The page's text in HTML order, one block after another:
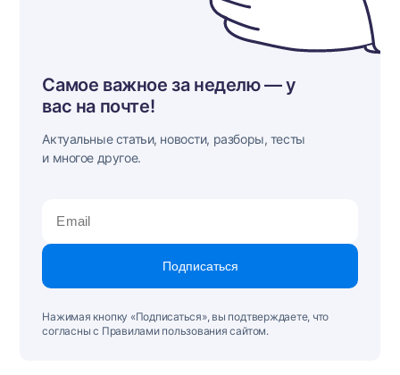
Самое важное за неделю — у
вас на почте!
Актуальные статьи, новости, разборы, тесты
и многое другое.
Подписаться
Нажимая кнопку «Подписаться», вы подтверждаете, что
согласны с Правилами пользования сайтом.